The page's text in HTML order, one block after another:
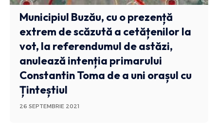
Municipiul Buzău, cu o prezență
extrem de scăzută a cetățenilor la
vot, la referendumul de astăzi,
anulează intenția primarului
Constantin Toma de a uni orașul cu
Ținteștiul
26 SEPTEMBRIE 2021